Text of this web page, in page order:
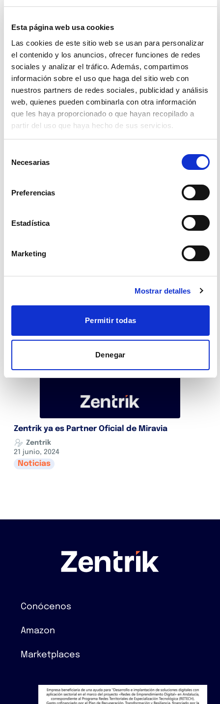
Esta página web usa cookies
Las cookies de este sitio web se usan para personalizar
el contenido y los anuncios, ofrecer funciones de redes
sociales y analizar el tráfico. Además, compartimos
información sobre el uso que haga del sitio web con
nuestros partners de redes sociales, publicidad y análisis
web, quienes pueden combinarla con otra información
que les haya proporcionado o que hayan recopilado a
partir del uso que haya hecho de sus servicios.
Necesarias
Preferencias
Estadística
Marketing
Mostrar detalles
Permitir todas
Denegar
GPSR – ¿Qué es? ¿Cómo cumplir con esta
normativa en marketplaces?
Jesús López
15 octubre, 2024
Blog
Exponemos en el Seller Emotion 2024 en Bilbao
Zentrik ya es Partner Oficial de Miravia
Zentrik
21 junio, 2024
Noticias
Conócenos
Amazon
Marketplaces